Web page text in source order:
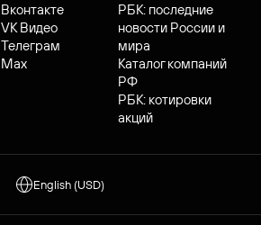
Вконтакте
VK Видео
Телеграм
Max
РБК: последние
новости России и
мира
Каталог компаний
РФ
РБК: котировки
акций
English (USD)